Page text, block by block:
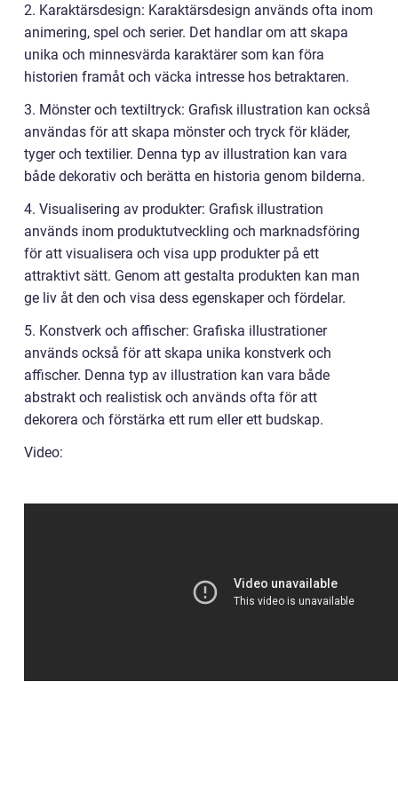
2. Karaktärsdesign: Karaktärsdesign används ofta inom
animering, spel och serier. Det handlar om att skapa
unika och minnesvärda karaktärer som kan föra
historien framåt och väcka intresse hos betraktaren.
3. Mönster och textiltryck: Grafisk illustration kan också
användas för att skapa mönster och tryck för kläder,
tyger och textilier. Denna typ av illustration kan vara
både dekorativ och berätta en historia genom bilderna.
4. Visualisering av produkter: Grafisk illustration
används inom produktutveckling och marknadsföring
för att visualisera och visa upp produkter på ett
attraktivt sätt. Genom att gestalta produkten kan man
ge liv åt den och visa dess egenskaper och fördelar.
5. Konstverk och affischer: Grafiska illustrationer
används också för att skapa unika konstverk och
affischer. Denna typ av illustration kan vara både
abstrakt och realistisk och används ofta för att
dekorera och förstärka ett rum eller ett budskap.
Video: